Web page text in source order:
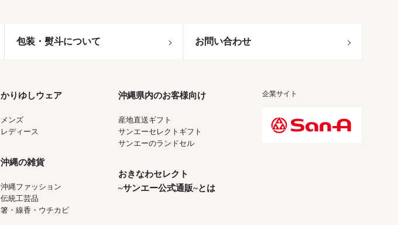
包装・熨斗について お問い合わせ
かりゆしウェア
メンズ
レディース
沖縄の雑貨
沖縄ファッション
伝統工芸品
箸・線香・ウチカビ
沖縄県内のお客様向け
産地直送ギフト
サンエーセレクトギフト
サンエーのランドセル
おきなわセレクト
~サンエー公式通販~とは
企業サイト